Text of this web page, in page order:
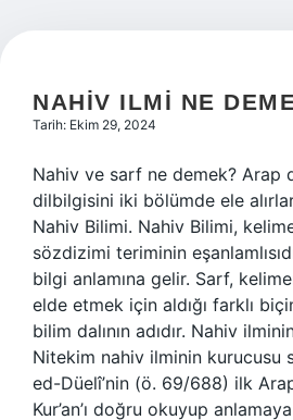
NAHIV ILMI NE
Tarih: Ekim 29, 2024
Nahiv ve sarf ne demek? Arap
dilbilgisini iki bölümde ele
Nahiv Bilimi. Nahiv Bilimi,
sözdizimi teriminin
bilgi anlamına gelir. Sarf,
elde etmek için aldığı farklı
bilim dalının adıdır. Nahiv
Nitekim nahiv ilminin kurucusu
ed-Düelî’nin (ö. 69/688) ilk
Kur’an’ı doğru okuyup